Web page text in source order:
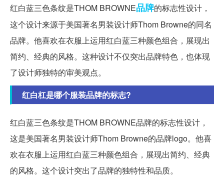
红白蓝三色条纹是THOM BROWNE品牌的标志性设计，
这个设计来源于美国著名男装设计师Thom Browne的同名
品牌。他喜欢在衣服上运用红白蓝三种颜色组合，展现出
简约、经典的风格。这种设计不仅突出品牌特色，也体现
了设计师独特的审美观点。
红白杠是哪个服装品牌的标志?
红白蓝三色条纹是THOM BROWNE品牌的标志性设计，
这是美国著名男装设计师Thom Browne的品牌logo。他喜
欢在衣服上运用红白蓝三种颜色组合，展现出简约、经典
的风格。这个设计突出了品牌的独特性和品质。